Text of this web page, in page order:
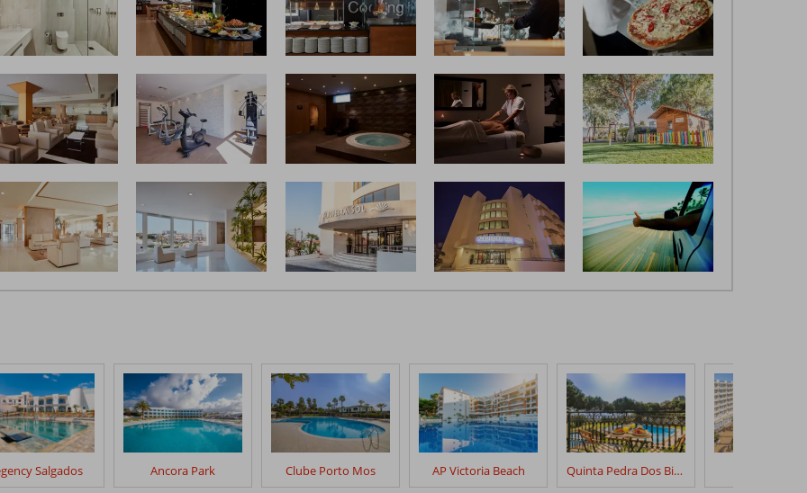
Salgados Ancora Park Clube Porto Mos AP Victoria Beach Quinta Pedra Dos Bicos